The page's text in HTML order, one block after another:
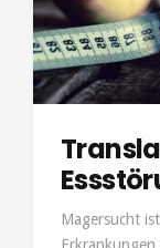
Magersucht